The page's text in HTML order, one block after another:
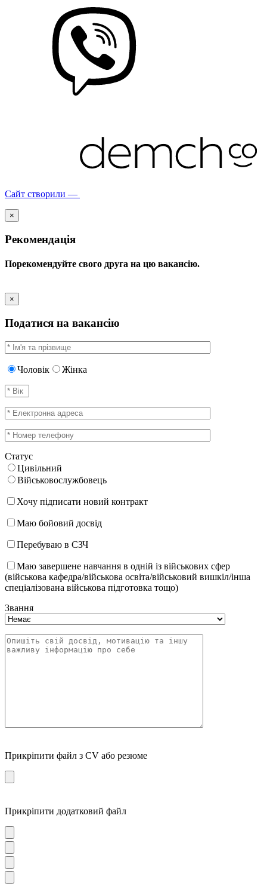
Сайт створили —
×
Рекомендація
Порекомендуйте свого друга на цю вакансію.
×
Податися на вакансію
Чоловік Жінка
Статус
Цивільний
Військовослужбовець
Хочу підписати новий контракт
Маю бойовий досвід
Перебуваю в СЗЧ
Маю завершене навчання в одній із військових сфер
(військова кафедра/військова освіта/військовий вишкіл/інша
спеціалізована військова підготовка тощо)
Звання
Прикріпити файл з CV або резюме
Прикріпити додатковий файл